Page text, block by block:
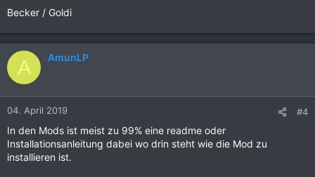
Becker / Goldi
A AmunLP
04. April 2019 #4
In den Mods ist meist zu 99% eine readme oder
Installationsanleitung dabei wo drin steht wie die Mod zu
installieren ist.